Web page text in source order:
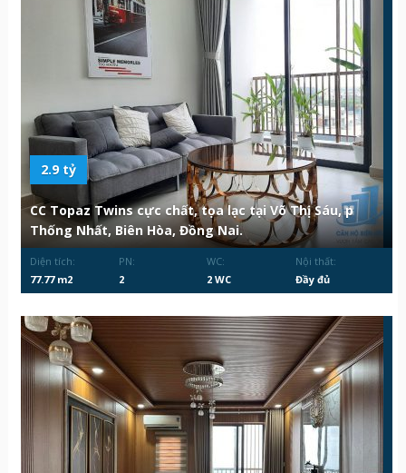
2.9 tỷ
CC Topaz Twins cực chất, tọa lạc tại Võ Thị Sáu, p
Thống Nhất, Biên Hòa, Đồng Nai.
Diện tích:
77.77 m2
PN:
2
WC:
2 WC
Nội thất:
Đầy đủ